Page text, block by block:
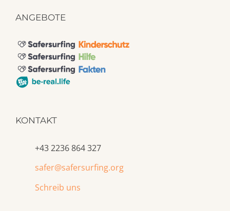
ANGEBOTE
KONTAKT
+43 2236 864 327
safer@safersurfing.org
Schreib uns